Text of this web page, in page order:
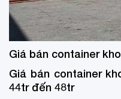
Giá bán container
Giá bán container
44tr đến 48tr